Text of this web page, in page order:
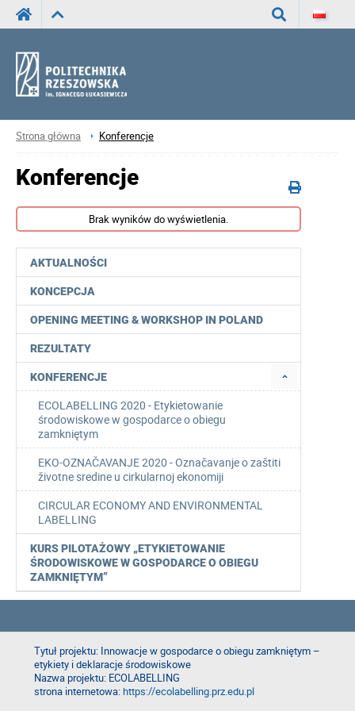
Strona główna Konferencje
AKTUALNOŚCI
KONCEPCJA
OPENING MEETING & WORKSHOP IN POLAND
REZULTATY
KONFERENCJE
ECOLABELLING 2020 - Etykietowanie
środowiskowe w gospodarce o obiegu
zamkniętym
EKO-OZNAČAVANJE 2020 - Označavanje o zaštiti
životne sredine u cirkularnoj ekonomiji
CIRCULAR ECONOMY AND ENVIRONMENTAL
LABELLING
KURS PILOTAŻOWY „ETYKIETOWANIE
ŚRODOWISKOWE W GOSPODARCE O OBIEGU
ZAMKNIĘTYM”
Konferencje
Brak wyników do wyświetlenia.
Tytuł projektu: Innowacje w gospodarce o obiegu zamkniętym –
etykiety i deklaracje środowiskowe
Nazwa projektu: ECOLABELLING
strona internetowa:https://ecolabelling.prz.edu.pl